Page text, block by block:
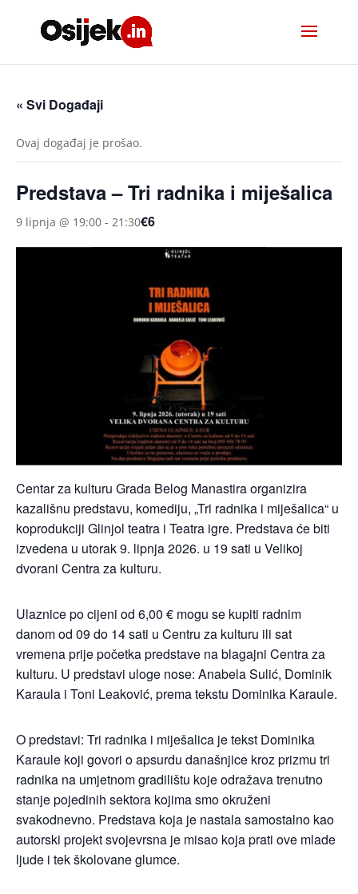
« Svi Događaji
Ovaj događaj je prošao.
Predstava – Tri radnika i miješalica
9 lipnja @ 19:00 - 21:30€6
Centar za kulturu Grada Belog Manastira organizira
kazališnu predstavu, komediju, „Tri radnika i miješalica“ u
koprodukciji Glinjol teatra i Teatra igre. Predstava će biti
izvedena u utorak 9. lipnja 2026. u 19 sati u Velikoj
dvorani Centra za kulturu.
Ulaznice po cijeni od 6,00 € mogu se kupiti radnim
danom od 09 do 14 sati u Centru za kulturu ili sat
vremena prije početka predstave na blagajni Centra za
kulturu. U predstavi uloge nose: Anabela Sulić, Dominik
Karaula i Toni Leaković, prema tekstu Dominika Karaule.
O predstavi: Tri radnika i miješalica je tekst Dominika
Karaule koji govori o apsurdu današnjice kroz prizmu tri
radnika na umjetnom gradilištu koje odražava trenutno
stanje pojedinih sektora kojima smo okruženi
svakodnevno. Predstava koja je nastala samostalno kao
autorski projekt svojevrsna je misao koja prati ove mlade
ljude i tek školovane glumce.